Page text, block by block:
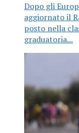
Dopo gli
aggiornato il
posto nella
graduatoria...